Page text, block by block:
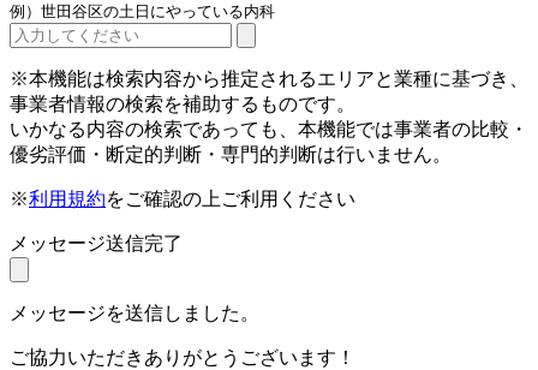
例）世田谷区の土日にやっている内科
※本機能は検索内容から推定されるエリアと業種に基づき、
事業者情報の検索を補助するものです。
いかなる内容の検索であっても、本機能では事業者の比較・
優劣評価・断定的判断・専門的判断は行いません。
※利用規約をご確認の上ご利用ください
メッセージ送信完了
メッセージを送信しました。
ご協力いただきありがとうございます！